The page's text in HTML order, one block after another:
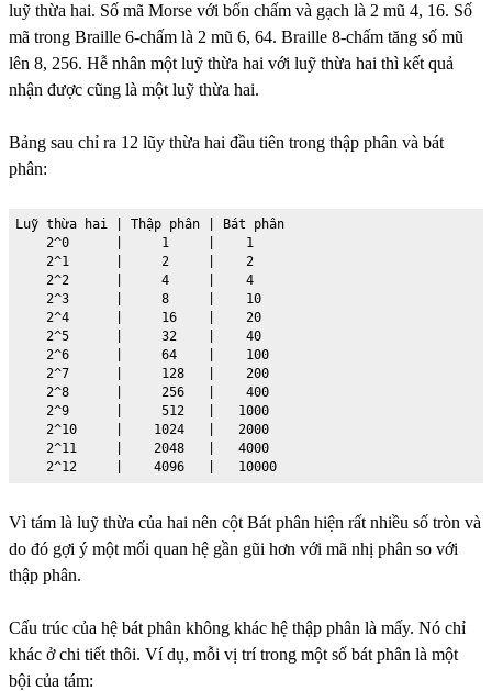
luỹ thừa hai. Số mã Morse với bốn chấm và gạch là 2 mũ 4, 16. Số
mã trong Braille 6-chấm là 2 mũ 6, 64. Braille 8-chấm tăng số mũ
lên 8, 256. Hễ nhân một luỹ thừa hai với luỹ thừa hai thì kết quả
nhận được cũng là một luỹ thừa hai.
Bảng sau chỉ ra 12 lũy thừa hai đầu tiên trong thập phân và bát
phân:
Luỹ thừa hai | Thập phân | Bát phân
    2^0      |     1     |    1
    2^1      |     2     |    2
    2^2      |     4     |    4
    2^3      |     8     |    10
    2^4      |     16    |    20
    2^5      |     32    |    40
    2^6      |     64    |    100
    2^7      |     128   |    200
    2^8      |     256   |    400
    2^9      |     512   |   1000
    2^10     |    1024   |   2000
    2^11     |    2048   |   4000
    2^12     |    4096   |   10000
Vì tám là luỹ thừa của hai nên cột Bát phân hiện rất nhiều số tròn và
do đó gợi ý một mối quan hệ gần gũi hơn với mã nhị phân so với
thập phân.
Cấu trúc của hệ bát phân không khác hệ thập phân là mấy. Nó chỉ
khác ở chi tiết thôi. Ví dụ, mỗi vị trí trong một số bát phân là một
bội của tám: